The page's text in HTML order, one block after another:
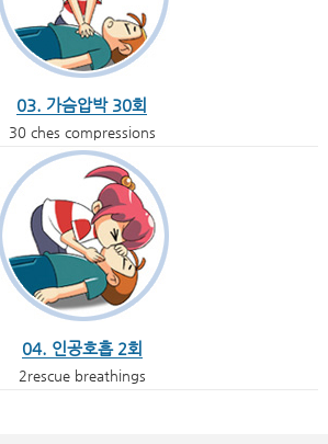
03. 가슴압박 30회
30 ches compressions
04. 인공호흡 2회
2rescue breathings